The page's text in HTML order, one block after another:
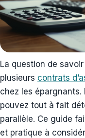
La question de
plusieurs contrats
chez les épargnants.
pouvez tout à fait
parallèle. Ce guide
et pratique à